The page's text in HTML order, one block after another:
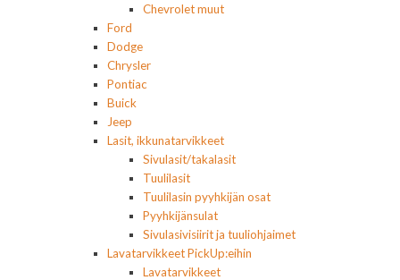
Chevrolet muut
Ford
Dodge
Chrysler
Pontiac
Buick
Jeep
Lasit, ikkunatarvikkeet
Sivulasit/takalasit
Tuulilasit
Tuulilasin pyyhkijän osat
Pyyhkijänsulat
Sivulasivisiirit ja tuuliohjaimet
Lavatarvikkeet PickUp:eihin
Lavatarvikkeet